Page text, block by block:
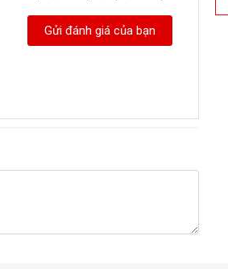
Gửi đánh giá của bạn